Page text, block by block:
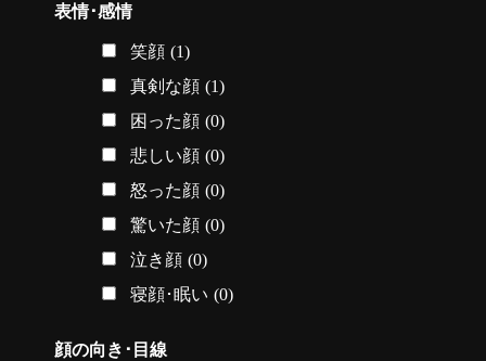
表情･感情
笑顔 (1)
真剣な顔 (1)
困った顔 (0)
悲しい顔 (0)
怒った顔 (0)
驚いた顔 (0)
泣き顔 (0)
寝顔･眠い (0)
顔の向き･目線